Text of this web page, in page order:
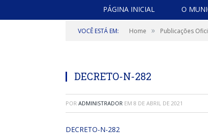
PÁGINA INICIAL O
VOCÊ ESTÁ EM: Home » Publicações
DECRETO-N-282
POR ADMINISTRADOR EM 8 DE ABRIL DE 2021
DECRETO-N-282